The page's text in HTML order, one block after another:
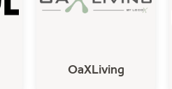
OaXLiving